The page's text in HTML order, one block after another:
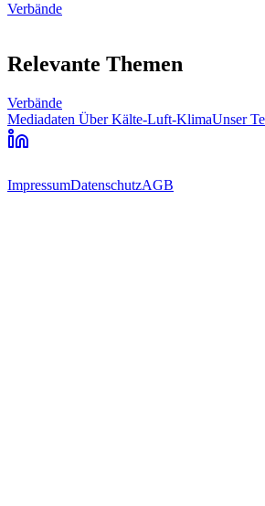
Verbände
Relevante Themen
Verbände
Mediadaten Über Kälte-Luft-KlimaUnser
ImpressumDatenschutzAGB